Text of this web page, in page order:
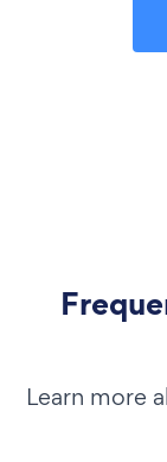
Learn more